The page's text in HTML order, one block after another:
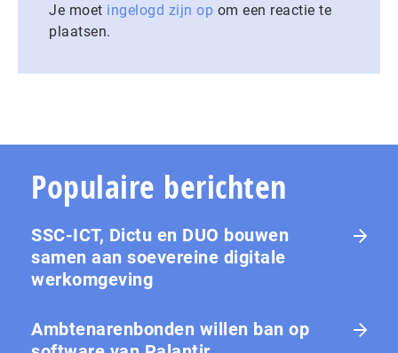
Je moet ingelogd zijn op om een reactie te
plaatsen.
Populaire berichten
SSC-ICT, Dictu en DUO bouwen
samen aan soevereine digitale
werkomgeving
Ambtenarenbonden willen ban op